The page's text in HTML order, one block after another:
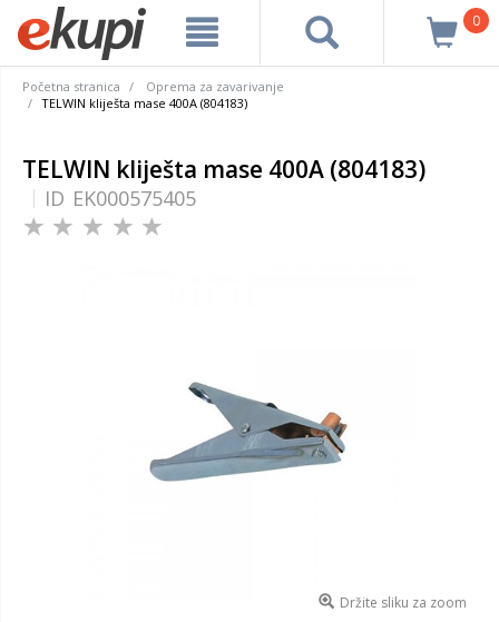
0
Početna stranica
Oprema za zavarivanje
TELWIN kliješta mase 400A (804183)
TELWIN kliješta mase 400A (804183)
ID EK000575405
Držite sliku za zoom